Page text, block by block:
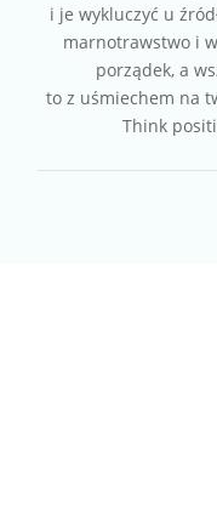
i je wykluczyć u
marnotrawstwo i
porządek, a
to z uśmiechem na
Think